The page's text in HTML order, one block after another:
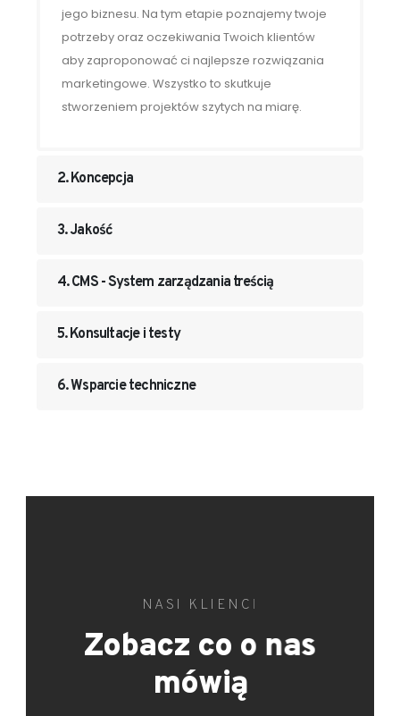
jego biznesu. Na tym etapie poznajemy twoje
potrzeby oraz oczekiwania Twoich klientów
aby zaproponować ci najlepsze rozwiązania
marketingowe. Wszystko to skutkuje
stworzeniem projektów szytych na miarę.
2. Koncepcja
3. Jakość
4. CMS - System zarządzania treścią
5. Konsultacje i testy
6. Wsparcie techniczne
NASI KLIENCI
Zobacz co o nas
mówią